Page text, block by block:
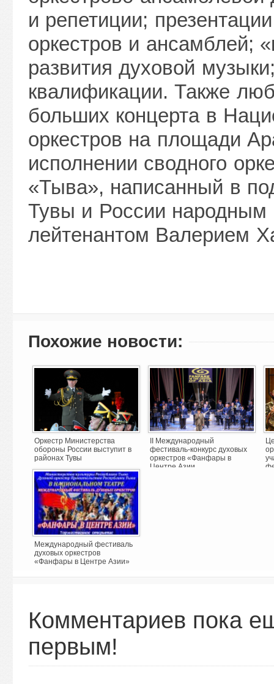
и репетиции;
оркестров и ансамблей;
развития духовой
квалификации. Также
больших концерта в
оркестров на площади
исполнении сводного
«Тыва», написанный в
Тувы и России народным
лейтенантом Валерием
Похожие новости:
Оркестр Министерства
обороны России выступит в
районах Тувы
II Международный
фестиваль-конкурс духовых
оркестров «Фанфары в
Центре Азии ...
Международный фестиваль
духовых оркестров
«Фанфары в Центре Азии»
Комментариев пока
первым!